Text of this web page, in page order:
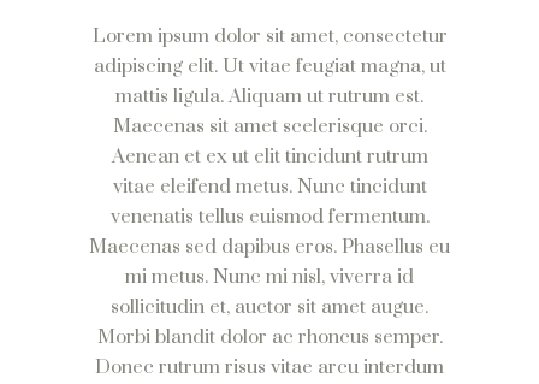
Lorem ipsum dolor sit amet, consectetur
adipiscing elit. Ut vitae feugiat magna, ut
mattis ligula. Aliquam ut rutrum est.
Maecenas sit amet scelerisque orci.
Aenean et ex ut elit tincidunt rutrum
vitae eleifend metus. Nunc tincidunt
venenatis tellus euismod fermentum.
Maecenas sed dapibus eros. Phasellus eu
mi metus. Nunc mi nisl, viverra id
sollicitudin et, auctor sit amet augue.
Morbi blandit dolor ac rhoncus semper.
Donec rutrum risus vitae arcu interdum